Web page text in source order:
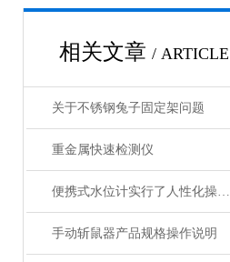
相关文章 / ARTICLE
关于不锈钢兔子固定架问题
重金属快速检测仪
便携式水位计实行了人性化操作方式
手动斩鼠器产品规格操作说明